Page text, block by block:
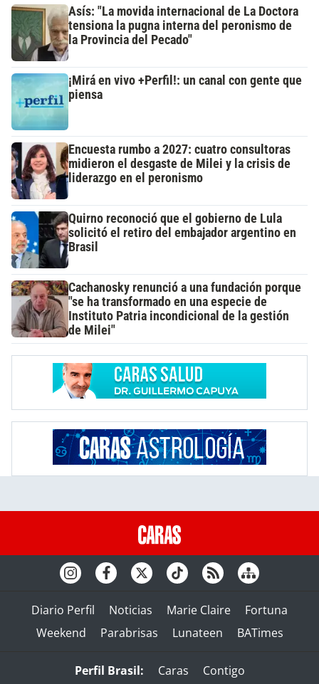
Asís: "La movida internacional de La Doctora
tensiona la pugna interna del peronismo de
la Provincia del Pecado"
¡Mirá en vivo +Perfil!: un canal con gente que
piensa
Encuesta rumbo a 2027: cuatro consultoras
midieron el desgaste de Milei y la crisis de
liderazgo en el peronismo
Quirno reconoció que el gobierno de Lula
solicitó el retiro del embajador argentino en
Brasil
Cachanosky renunció a una fundación porque
"se ha transformado en una especie de
Instituto Patria incondicional de la gestión
de Milei"
Diario Perfil Noticias Marie Claire
Fortuna
Weekend
Parabrisas Lunateen BATimes
Perfil Brasil: Caras Contigo